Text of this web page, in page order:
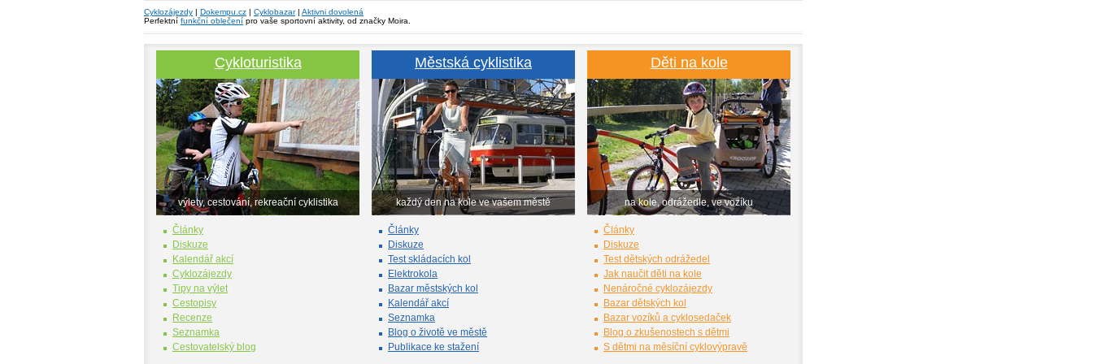
Cyklozájezdy | Dokempu.cz | Cyklobazar| Aktivni dovolená
Perfektní funkční oblečení pro vaše sportovní aktivity, od značky Moira.
Cykloturistika
výlety, cestování, rekreační cyklistika
Články
Diskuze
Kalendář akcí
Cyklozájezdy
Tipy na výlet
Cestopisy
Recenze
Seznamka
Cestovatelský blog
Městská cyklistika
každý den na kole ve vašem městě
Články
Diskuze
Test skládacích kol
Elektrokola
Bazar městských kol
Kalendář akcí
Seznamka
Blog o životě ve městě
Publikace ke stažení
Děti na kole
na kole, odrážedle, ve vozíku
Články
Diskuze
Test dětských odrážedel
Jak naučit děti na kole
Nenáročné cyklozájezdy
Bazar dětských kol
Bazar vozíků a cyklosedaček
Blog o zkušenostech s dětmi
S dětmi na měsíční cyklovýpravě